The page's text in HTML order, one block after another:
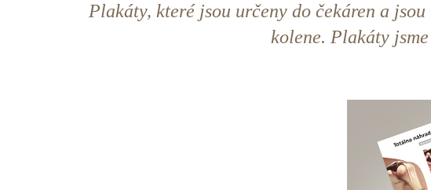
Plakáty, které jsou určeny do čekáren a
kolene. Plakáty